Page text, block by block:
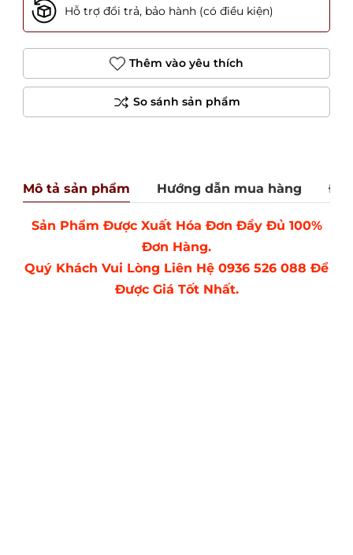
Hỗ trợ đổi trả, bảo hành (có điều kiện)
Thêm vào yêu thích
Mô tả sản phẩm Hướng dẫn mua hàng
Sản Phẩm Được Xuất Hóa Đơn Đầy Đủ 100%
Đơn Hàng.
Quý Khách Vui Lòng Liên Hệ 0936 526 088 Để
Được Giá Tốt Nhất.